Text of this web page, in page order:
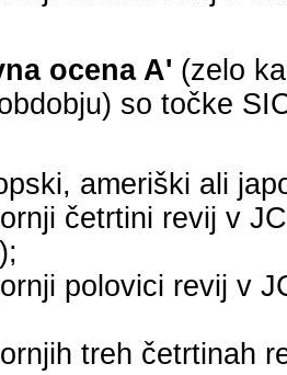
ocena A' (zelo
so točke
ameriški ali
četrtini revij v
polovici revij v
treh četrtinah